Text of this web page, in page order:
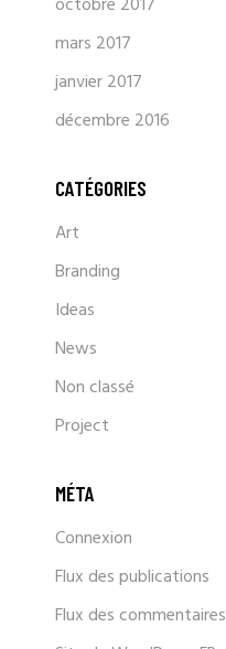
mars 2017
janvier 2017
décembre 2016
CATÉGORIES
Art
Branding
Ideas
News
Non classé
Project
MÉTA
Connexion
Flux des publications
Flux des commentaires